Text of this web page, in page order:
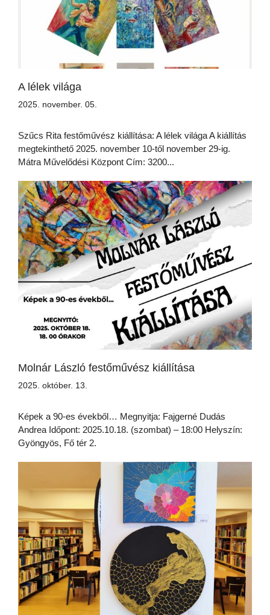
A lélek világa
2025. november. 05.
Szűcs Rita festőművész kiállítása: A lélek világa A kiállítás
megtekinthető 2025. november 10-től november 29-ig.
Mátra Művelődési Központ Cím: 3200...
Molnár László festőművész kiállítása
2025. október. 13.
Képek a 90-es évekből… Megnyitja: Fajgerné Dudás
Andrea Időpont: 2025.10.18. (szombat) – 18:00 Helyszín:
Gyöngyös, Fő tér 2.